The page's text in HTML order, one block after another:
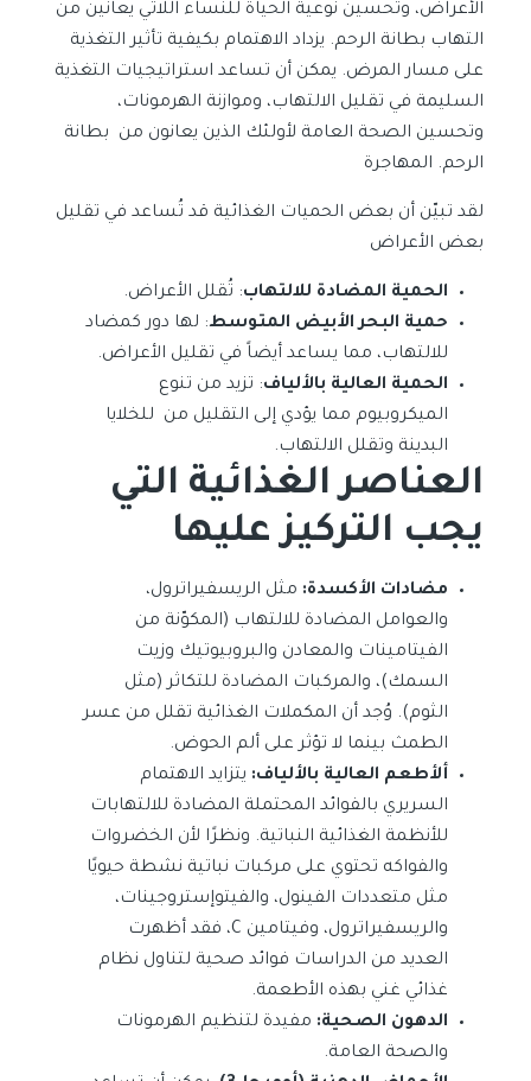
الأعراض، وتحسين نوعية الحياة للنساء اللاتي يعانين من
التهاب بطانة الرحم. يزداد الاهتمام بكيفية تأثير التغذية
على مسار المرض. يمكن أن تساعد استراتيجيات التغذية
السليمة في تقليل الالتهاب، وموازنة الهرمونات،
وتحسين الصحة العامة لأولئك الذين يعانون من بطانة
الرحم. المهاجرة
لقد تبيّن أن بعض الحميات الغذائية قد تُساعد في تقليل
بعض الأعراض
الحمية المضادة للالتهاب: تُقلل الأعراض.
حمية البحر الأبيض المتوسط: لها دور كمضاد
للالتهاب، مما يساعد أيضاً في تقليل الأعراض.
الحمية العالية بالألياف: تزيد من تنوع
الميكروبيوم مما يؤدي إلى التقليل من للخلايا
البدينة وتقلل الالتهاب.
العناصر الغذائية التي
يجب التركيز عليها
مضادات الأكسدة: مثل الريسفيراترول،
والعوامل المضادة للالتهاب (المكوّنة من
الفيتامينات والمعادن والبروبيوتيك وزيت
السمك)، والمركبات المضادة للتكاثر (مثل
الثوم). وُجد أن المكملات الغذائية تقلل من عسر
الطمث بينما لا تؤثر على ألم الحوض.
ألأطعم العالية بالألياف: يتزايد الاهتمام
السريري بالفوائد المحتملة المضادة للالتهابات
للأنظمة الغذائية النباتية. ونظرًا لأن الخضروات
والفواكه تحتوي على مركبات نباتية نشطة حيويًا
مثل متعددات الفينول، والفيتوإستروجينات،
والريسفيراترول، وفيتامين C، فقد أظهرت
العديد من الدراسات فوائد صحية لتناول نظام
غذائي غني بهذه الأطعمة.
الدهون الصحية: مفيدة لتنظيم الهرمونات
والصحة العامة.